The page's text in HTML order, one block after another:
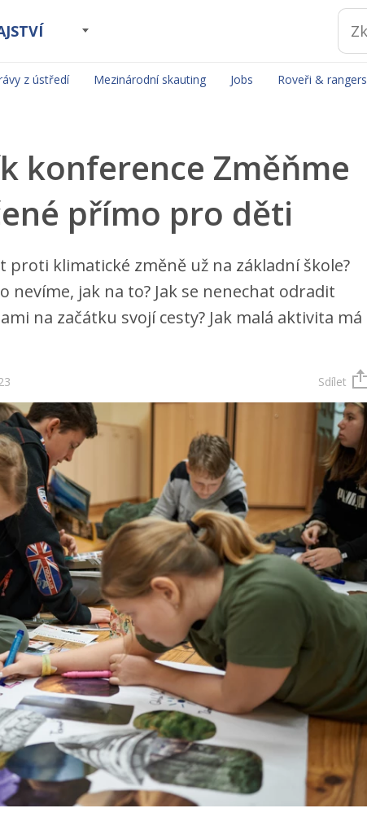
z ústředí Mezinárodní skauting Jobs Roveři & rangers
konference Změňme
přímo pro děti
proti klimatické změně už na základní škole?
nevíme, jak na to? Jak se nenechat odradit
na začátku svojí cesty? Jak malá aktivita má
Sdílet